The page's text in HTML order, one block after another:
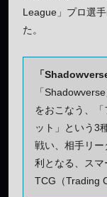
League」プロ選
た。
「
「
をおこなう、
ット」という3
戦い、相手リ
利となる、ス
TCG（Trading